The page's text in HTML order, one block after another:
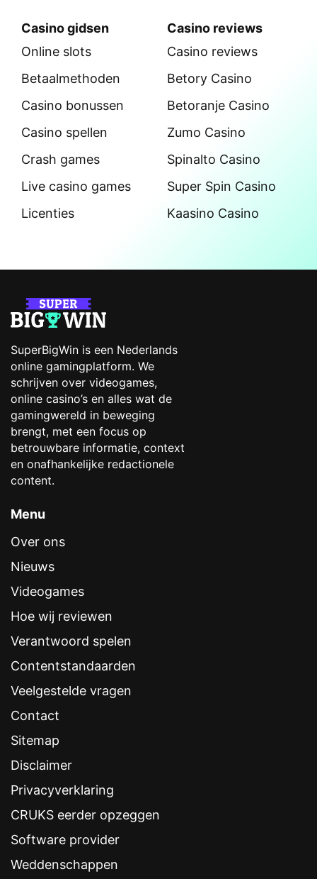
Videogames
Videogames
League of Legends
Roblox
Minecraft
Casino’s
Casino zonder
buitenland
Top 10 online casino
Online casino iDEAL
vergunning
Cruks omzeilen
Casino gidsen
Online slots
Betaalmethoden
Casino bonussen
Casino spellen
Crash games
Live casino games
Licenties
SuperBigWin is een Nederlands
schrijven over videogames,